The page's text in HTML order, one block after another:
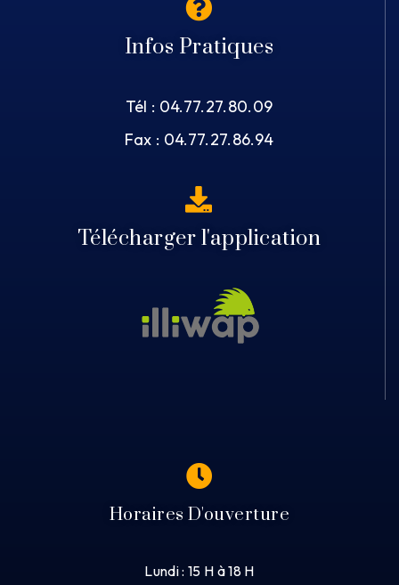
Infos Pratiques
Tél : 04.77.27.80.09
Fax : 04.77.27.86.94
Télécharger l'application
Horaires D'ouverture
Lundi : 15 H à 18 H